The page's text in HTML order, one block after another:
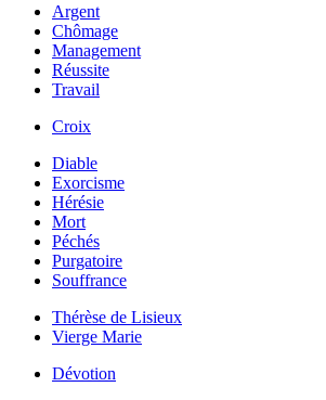
Argent
Chômage
Management
Réussite
Travail
Croix
Diable
Exorcisme
Hérésie
Mort
Péchés
Purgatoire
Souffrance
Thérèse de Lisieux
Vierge Marie
Dévotion